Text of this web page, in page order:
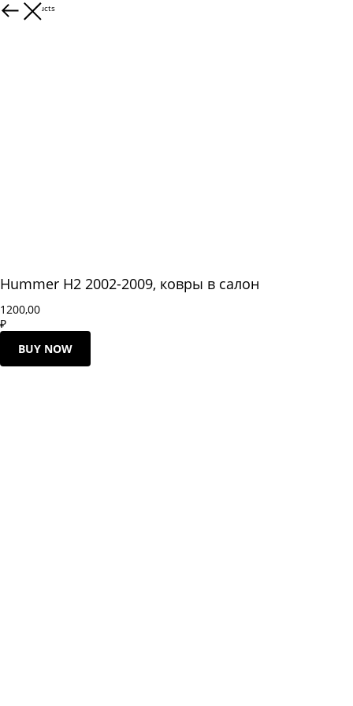
More products
Hummer H2 2002-2009, ковры в салон
1200,00
₽
BUY NOW